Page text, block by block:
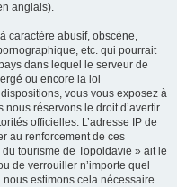
anglais).
caractère abusif, obscène,
etc. qui pourrait
dans lequel le serveur de
ou encore la loi
vous vous exposez à
réservons le droit d’avertir
officielles. L’adresse IP de
au renforcement de ces
tourisme de Topoldavie » ait le
de verrouiller n’importe quel
nous estimons cela nécessaire.